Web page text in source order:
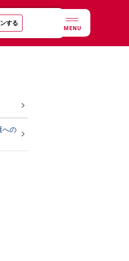
する
MENU
への